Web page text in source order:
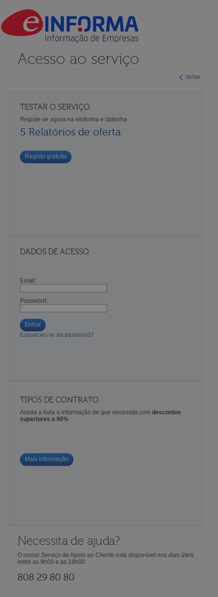
Voltar
Acesso ao serviço
TESTAR O SERVIÇO
Registe-se agora na eInforma e obtenha
5 Relatórios de oferta
Registo gratuito
DADOS DE ACESSO
Email:
Password:
Entrar
Esqueceu-se da password?
TIPOS DE CONTRATO
Aceda a toda a informação de que necessita com descontos
superiores a 90%
Mais informação
Necessita de ajuda?
O nosso Serviço de Apoio ao Cliente está disponível nos dias úteis
entre as 9h00 e as 18h00
808 29 80 80